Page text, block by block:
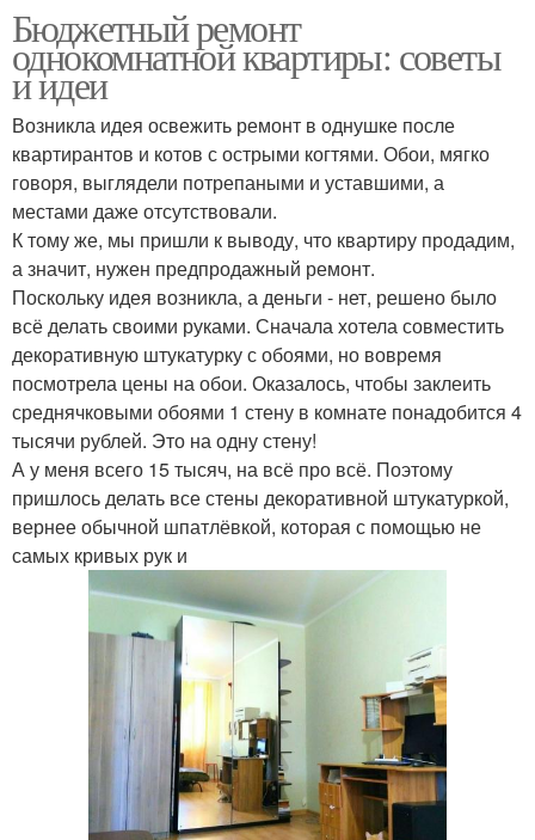
Бюджетный ремонт
однокомнатной квартиры: советы
и идеи
Возникла идея освежить ремонт в однушке после
квартирантов и котов с острыми когтями. Обои, мягко
говоря, выглядели потрепаными и уставшими, а
местами даже отсутствовали.
К тому же, мы пришли к выводу, что квартиру продадим,
а значит, нужен предпродажный ремонт.
Поскольку идея возникла, а деньги - нет, решено было
всё делать своими руками. Сначала хотела совместить
декоративную штукатурку с обоями, но вовремя
посмотрела цены на обои. Оказалось, чтобы заклеить
среднячковыми обоями 1 стену в комнате понадобится 4
тысячи рублей. Это на одну стену!
А у меня всего 15 тысяч, на всё про всё. Поэтому
пришлось делать все стены декоративной штукатуркой,
вернее обычной шпатлёвкой, которая с помощью не
самых кривых рук и